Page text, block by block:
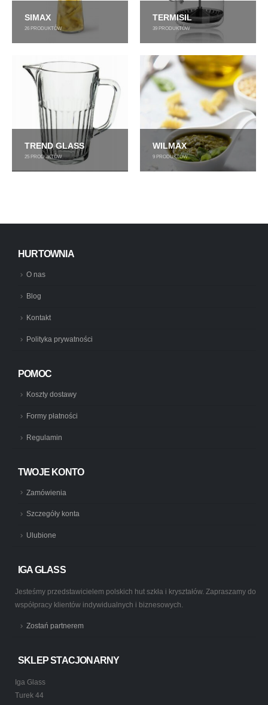
SIMAX
26 PRODUKTÓW
TERMISIL
39 PRODUKTÓW
TREND GLASS
25 PRODUKTÓW
WILMAX
9 PRODUKTÓW
HURTOWNIA
O nas
Blog
Kontakt
Polityka prywatności
POMOC
Koszty dostawy
Formy płatności
Regulamin
TWOJE KONTO
Zamówienia
Szczegóły konta
Ulubione
IGA GLASS
Jesteśmy przedstawicielem polskich hut szkła i kryształów. Zapraszamy do
współpracy klientów indywidualnych i biznesowych.
Zostań partnerem
SKLEP STACJONARNY
Iga Glass
Turek 44